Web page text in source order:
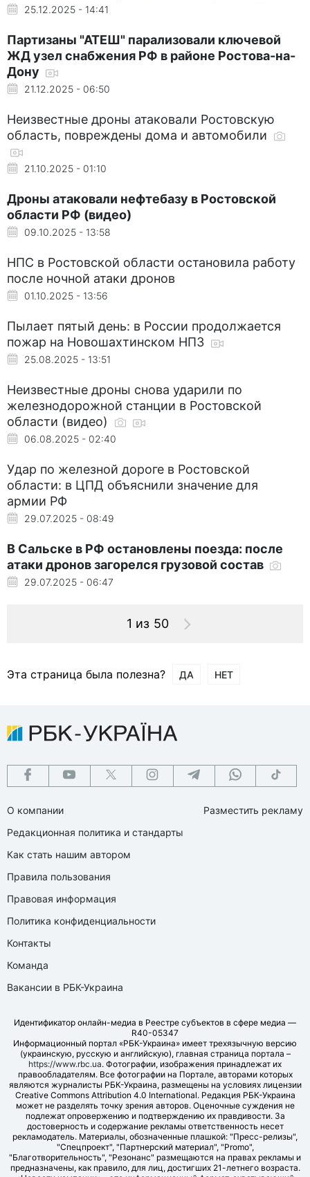
25.12.2025 - 14:41
Партизаны "АТЕШ" парализовали ключевой
ЖД узел снабжения РФ в районе Ростова-на-
Дону
21.12.2025 - 06:50
Неизвестные дроны атаковали Ростовскую
область, повреждены дома и автомобили
21.10.2025 - 01:10
Дроны атаковали нефтебазу в Ростовской
области РФ (видео)
09.10.2025 - 13:58
НПС в Ростовской области остановила работу
после ночной атаки дронов
01.10.2025 - 13:56
Пылает пятый день: в России продолжается
пожар на Новошахтинском НПЗ
25.08.2025 - 13:51
Неизвестные дроны снова ударили по
железнодорожной станции в Ростовской
области (видео)
06.08.2025 - 02:40
Удар по железной дороге в Ростовской
области: в ЦПД объяснили значение для
армии РФ
29.07.2025 - 08:49
В Сальске в РФ остановлены поезда: после
атаки дронов загорелся грузовой состав
29.07.2025 - 06:47
1 из 50
Эта страница была полезна? ДА НЕТ
О компании
Редакционная политика и стандарты
Как стать нашим автором
Правила пользования
Правовая информация
Политика конфиденциальности
Контакты
Команда
Вакансии в РБК-Украина
Разместить рекламу
Идентификатор онлайн-медиа в Реестре субъектов в сфере медиа —
R40-05347
Информационный портал «РБК-Украина» имеет трехязычную версию
(украинскую, русскую и английскую), главная страница портала –
https://www.rbc.ua. Фотографии, изображения принадлежат их
правообладателям. Все фотографии на Портале, авторами которых
являются журналисты РБК-Украина, размещены на условиях лицензии
Creative Commons Attribution 4.0 International. Редакция РБК-Украина
может не разделять точку зрения авторов. Оценочные суждения не
подлежат опровержению и подтверждению их правдивости. За
достоверность и содержание рекламы ответственность несет
рекламодатель. Материалы, обозначенные плашкой: "Пресс-релизы",
"Спецпроект", "Партнерский материал", "Promo",
"Благотворительность", "Резонанс" размещаются на правах рекламы и
предназначены, как правило, для лиц, достигших 21-летнего возраста.